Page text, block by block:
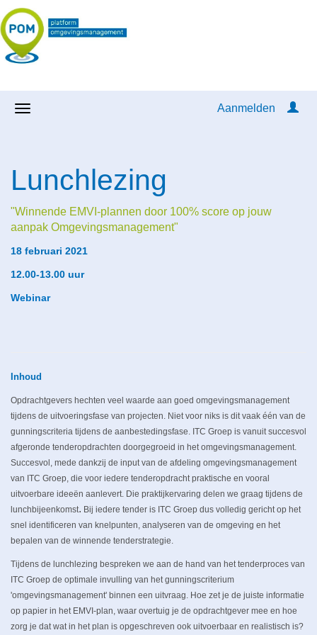
Aanmelden
Lunchlezing
"Winnende EMVI-plannen door 100% score op jouw
aanpak Omgevingsmanagement"
18 februari 2021
12.00-13.00 uur
Webinar
Inhoud
Opdrachtgevers hechten veel waarde aan goed omgevingsmanagement
tijdens de uitvoeringsfase van projecten. Niet voor niks is dit vaak één van de
gunningscriteria tijdens de aanbestedingsfase. ITC Groep is vanuit succesvol
afgeronde tenderopdrachten doorgegroeid in het omgevingsmanagement.
Succesvol, mede dankzij de input van de afdeling omgevingsmanagement
van ITC Groep, die voor iedere tenderopdracht praktische en vooral
uitvoerbare ideeën aanlevert. Die praktijkervaring delen we graag tijdens de
lunchbijeenkomst. Bij iedere tender is ITC Groep dus volledig gericht op het
snel identificeren van knelpunten, analyseren van de omgeving en het
bepalen van de winnende tenderstrategie.
Tijdens de lunchlezing bespreken we aan de hand van het tenderproces van
ITC Groep de optimale invulling van het gunningscriterium
'omgevingsmanagement' binnen een uitvraag. Hoe zet je de juiste informatie
op papier in het EMVI-plan, waar overtuig je de opdrachtgever mee en hoe
zorg je dat wat in het plan is opgeschreven ook uitvoerbaar en realistisch is?